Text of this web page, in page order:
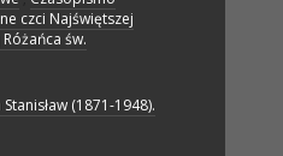
czci Najświętszej
św.
(1871-1948).